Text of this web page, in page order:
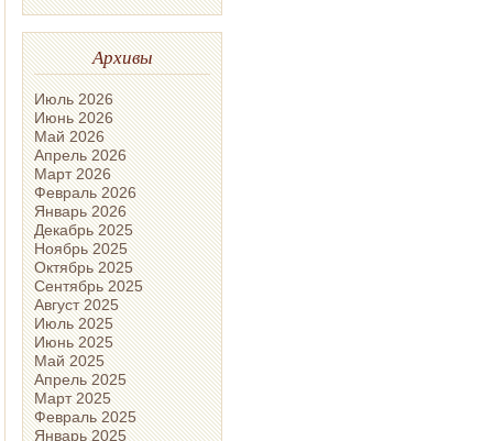
Архивы
Июль 2026
Июнь 2026
Май 2026
Апрель 2026
Март 2026
Февраль 2026
Январь 2026
Декабрь 2025
Ноябрь 2025
Октябрь 2025
Сентябрь 2025
Август 2025
Июль 2025
Июнь 2025
Май 2025
Апрель 2025
Март 2025
Февраль 2025
Январь 2025